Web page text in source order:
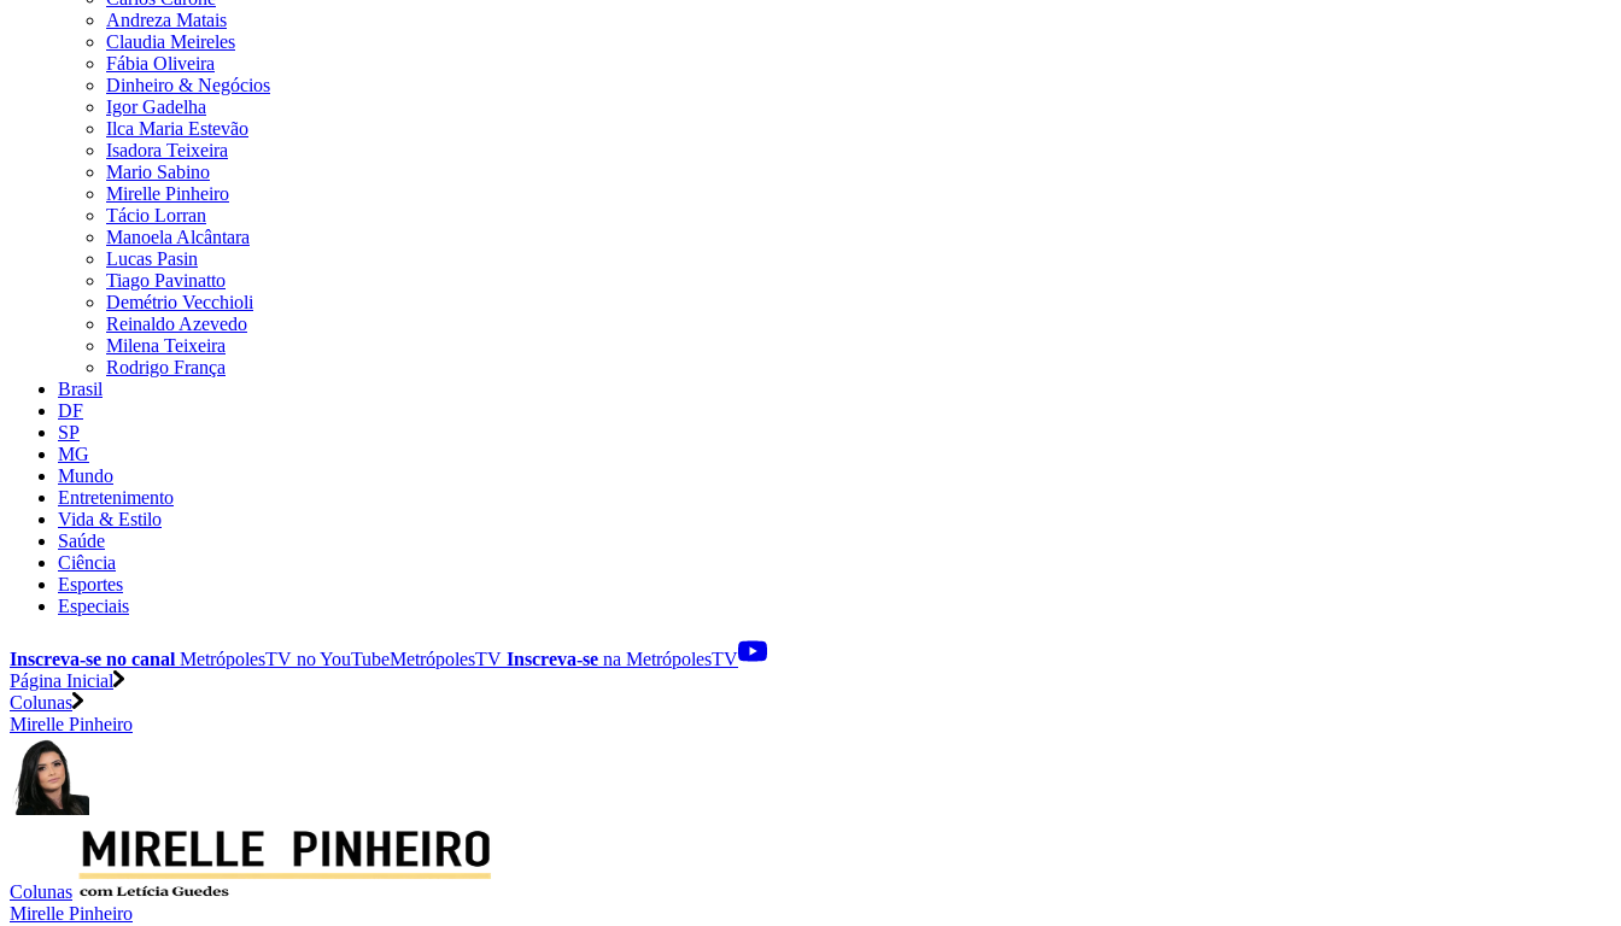
Andreza Matais
Claudia Meireles
Fábia Oliveira
Dinheiro & Negócios
Igor Gadelha
Ilca Maria Estevão
Isadora Teixeira
Mario Sabino
Mirelle Pinheiro
Tácio Lorran
Manoela Alcântara
Lucas Pasin
Tiago Pavinatto
Demétrio Vecchioli
Reinaldo Azevedo
Milena Teixeira
Rodrigo França
Brasil
DF
SP
MG
Mundo
Entretenimento
Vida & Estilo
Saúde
Ciência
Esportes
Especiais
Inscreva-se no canal MetrópolesTV noYouTubeMetrópolesTV Inscreva-se na MetrópolesTV
Página Inicial
Colunas
Mirelle Pinheiro
Colunas
Mirelle Pinheiro